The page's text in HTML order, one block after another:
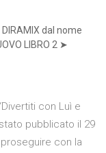
dal nome
LIBRO 2 ➤
con Luì e
pubblicato il 29
con la